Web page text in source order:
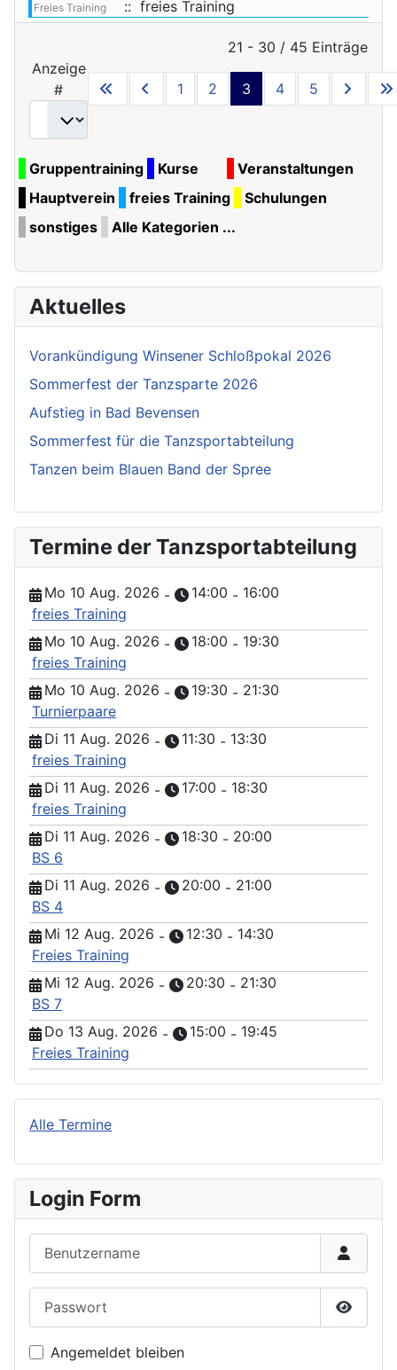
Freies Training :: freies Training
Limite der Paginierungsliste
21 - 30 / 45 Einträge
Anzeige
#
1 2 3 4 5
Gruppentraining Kurse
Veranstaltungen
Hauptverein
freies Training
Schulungen
sonstiges
Alle Kategorien ...
Aktuelles
Vorankündigung Winsener Schloßpokal 2026
Sommerfest der Tanzsparte 2026
Aufstieg in Bad Bevensen
Sommerfest für die Tanzsportabteilung
Tanzen beim Blauen Band der Spree
Termine der Tanzsportabteilung
Mo 10 Aug. 2026 - 14:00 - 16:00
freies Training
Mo 10 Aug. 2026 - 18:00 - 19:30
freies Training
Mo 10 Aug. 2026 - 19:30 - 21:30
Turnierpaare
Di 11 Aug. 2026 - 11:30 - 13:30
freies Training
Di 11 Aug. 2026 - 17:00 - 18:30
freies Training
Di 11 Aug. 2026 - 18:30 - 20:00
BS 6
Di 11 Aug. 2026 - 20:00 - 21:00
BS 4
Mi 12 Aug. 2026 - 12:30 - 14:30
Freies Training
Mi 12 Aug. 2026 - 20:30 - 21:30
BS 7
Do 13 Aug. 2026 - 15:00 - 19:45
Freies Training
Alle Termine
Login Form
Angemeldet bleiben